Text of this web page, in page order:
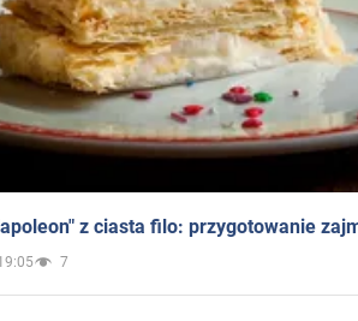
z ciasta filo: przygotowanie
7